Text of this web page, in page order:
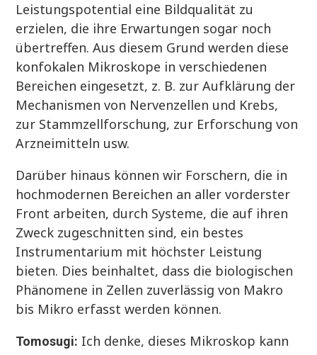
Leistungspotential eine Bildqualität zu
erzielen, die ihre Erwartungen sogar noch
übertreffen. Aus diesem Grund werden diese
konfokalen Mikroskope in verschiedenen
Bereichen eingesetzt, z. B. zur Aufklärung der
Mechanismen von Nervenzellen und Krebs,
zur Stammzellforschung, zur Erforschung von
Arzneimitteln usw.
Darüber hinaus können wir Forschern, die in
hochmodernen Bereichen an aller vorderster
Front arbeiten, durch Systeme, die auf ihren
Zweck zugeschnitten sind, ein bestes
Instrumentarium mit höchster Leistung
bieten. Dies beinhaltet, dass die biologischen
Phänomene in Zellen zuverlässig von Makro
bis Mikro erfasst werden können.
Tomosugi: Ich denke, dieses Mikroskop kann